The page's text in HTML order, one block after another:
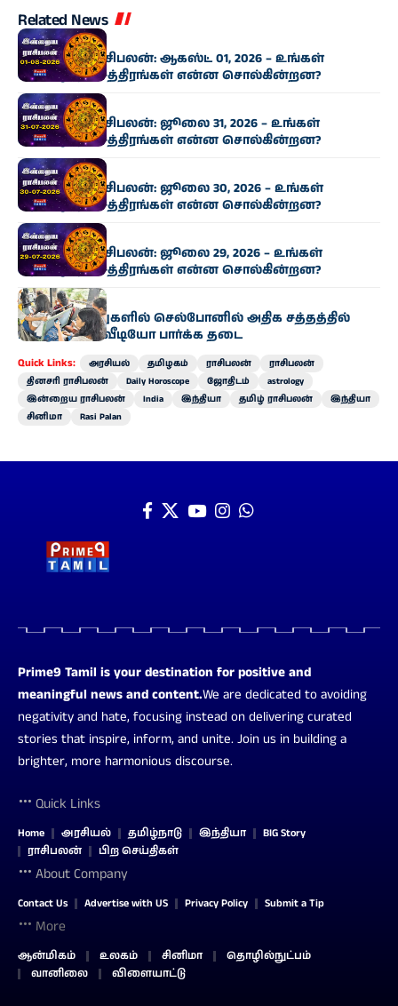
Related News
ராசிபலன்
இன்றைய ராசிபலன்: ஆகஸ்ட் 01, 2026 – உங்கள்
அதிர்ஷ்ட நட்சத்திரங்கள் என்ன சொல்கின்றன?
ராசிபலன்
இன்றைய ராசிபலன்: ஜூலை 31, 2026 – உங்கள்
அதிர்ஷ்ட நட்சத்திரங்கள் என்ன சொல்கின்றன?
ராசிபலன்
இன்றைய ராசிபலன்: ஜூலை 30, 2026 – உங்கள்
அதிர்ஷ்ட நட்சத்திரங்கள் என்ன சொல்கின்றன?
ராசிபலன்
இன்றைய ராசிபலன்: ஜூலை 29, 2026 – உங்கள்
அதிர்ஷ்ட நட்சத்திரங்கள் என்ன சொல்கின்றன?
தமிழகம்
அரசு பேருந்துகளில் செல்போனில் அதிக சத்தத்தில்
பாட்டு கேட்க, வீடியோ பார்க்க தடை
Quick Links: அரசியல் தமிழகம் ராசிபலன்
ராசிபலன்
தினசரி ராசிபலன்
Daily Horoscope ஜோதிடம்
astrology
இன்றைய ராசிபலன்
India இந்தியா தமிழ் ராசிபலன்
இந்தியா
சினிமா
Rasi Palan
Prime9 Tamil is your destination for positive and
meaningful news and content.We are dedicated to avoiding
negativity and hate, focusing instead on delivering curated
stories that inspire, inform, and unite. Join us in building a
brighter, more harmonious discourse.
Quick Links
Home அரசியல் தமிழ்நாடு இந்தியா
BIG Story
ராசிபலன்
பிற செய்திகள்
About Company
Contact Us Advertise with US Privacy Policy Submit a Tip
More
ஆன்மிகம் உலகம் சினிமா
தொழில்நுட்பம்
வானிலை
விளையாட்டு